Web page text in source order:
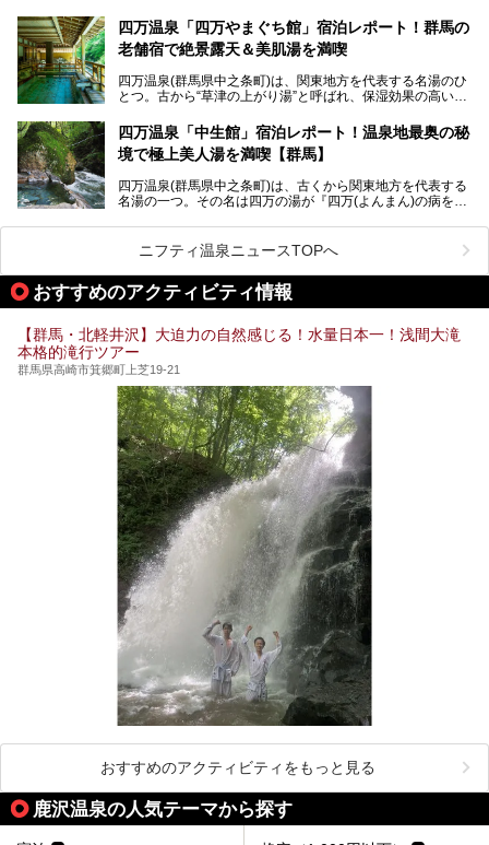
も多いかもしれません。
そこで筆者である私が実際に行ってみました！万座温泉の楽
しみ方や周辺の観光地を解説します。
また、日帰り入浴できる温泉から混浴可能な温泉まで、おす
すめの入浴施設もご紹介します！
四万温泉「四万やまぐち館」宿泊レポート！群馬の
老舗宿で絶景露天＆美肌湯を満喫
四万温泉(群馬県中之条町)は、関東地方を代表する名湯のひ
とつ。古から“草津の上がり湯”と呼ばれ、保湿効果の高い美
「四万やまぐち館」は、この地を代表する旅館の一つ。日帰
り入浴も可能ですが、やはり宿泊してじっくり楽しむのがベ
肌湯をはじめ、館内の魅力をたっぷりとご紹介します！
四万温泉「中生館」宿泊レポート！温泉地最奥の秘
境で極上美人湯を満喫【群馬】
四万温泉(群馬県中之条町)は、古くから関東地方を代表する
名湯の一つ。その名は四万の湯が『四万(よんまん)の病を癒
観光客で賑わう人気温泉地です。
「中生館」は四万温泉最奥に位置し、秘境感漂う老舗宿。泉
質の良さ(特に美人湯効果)に定評があり、知る人ぞ知る穴場
的存在です。今回は筆者自ら宿泊し、自慢の温泉をはじめ食
事・客室・共有スペースなど、宿の全貌を徹底紹介します。
ニフティ温泉ニュースTOPへ
おすすめのアクティビティ情報
【群馬・北軽井沢】大迫力の自然感じる！水量日本一！浅間大滝
本格的滝行ツアー
群馬県高崎市箕郷町上芝19-21
おすすめのアクティビティをもっと見る
鹿沢温泉の人気テーマから探す